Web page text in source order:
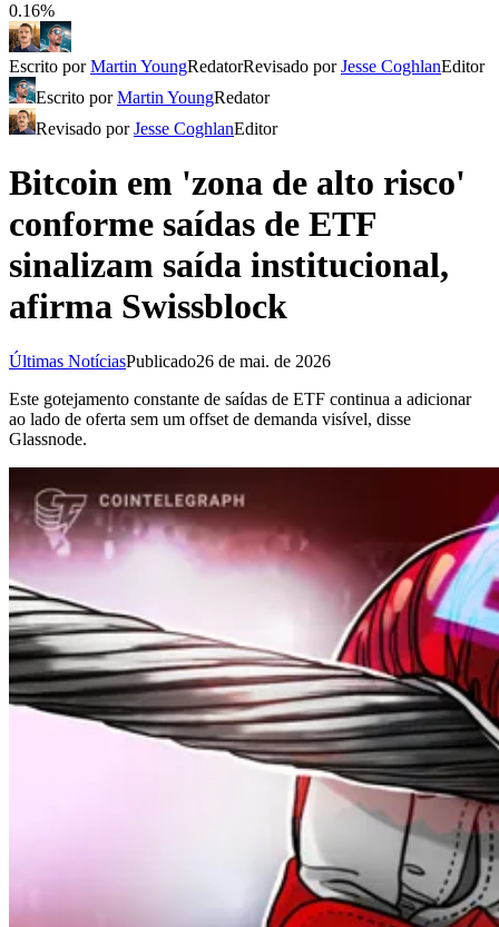
0.16%
Escrito porMartin YoungRedatorRevisado porJesse CoghlanEditor
Escrito porMartin YoungRedator
Revisado porJesse CoghlanEditor
Bitcoin em 'zona de alto risco'
conforme saídas de ETF
sinalizam saída institucional,
afirma Swissblock
Últimas NotíciasPublicado26 de mai. de 2026
Este gotejamento constante de saídas de ETF continua a adicionar
ao lado de oferta sem um offset de demanda visível, disse
Glassnode.